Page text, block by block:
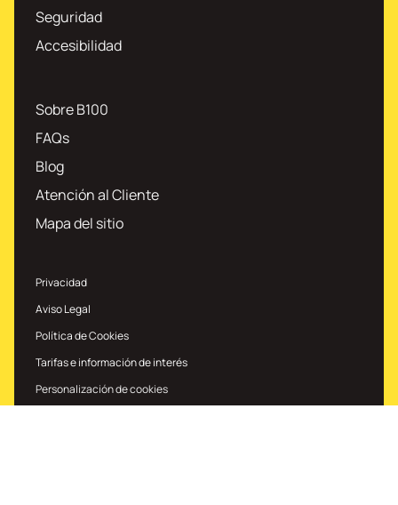
Seguridad
Accesibilidad
Sobre B100
FAQs
Blog
Atención al Cliente
Mapa del sitio
Privacidad
Aviso Legal
Política de Cookies
Tarifas e información de interés
Personalización de cookies